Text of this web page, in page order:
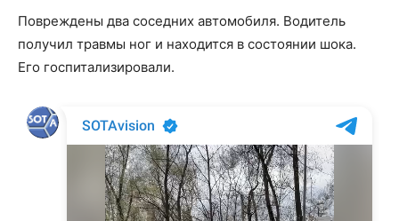
Повреждены два соседних автомобиля. Водитель
получил травмы ног и находится в состоянии шока.
Его госпитализировали.